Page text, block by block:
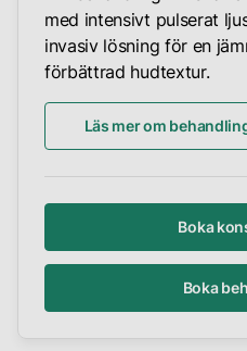
med intensivt pulserat
invasiv lösning för en
förbättrad hudtextur.
Läs mer om
Boka
Boka